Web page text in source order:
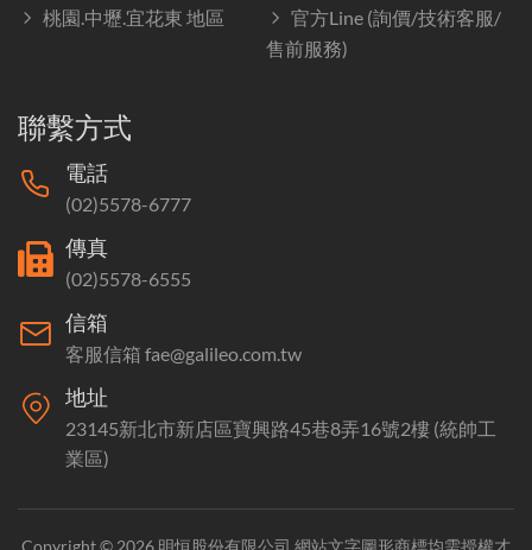
桃園.中壢.宜花東 地區
官方Line (詢價/技術客服/
售前服務)
聯繫方式
電話
(02)5578-6777
傳真
(02)5578-6555
信箱
客服信箱 fae@galileo.com.tw
地址
23145新北市新店區寶興路45巷8弄16號2樓 (統帥工
業區)
Copyright © 2026 明恒股份有限公司 網站文字圖形商標均需授權才